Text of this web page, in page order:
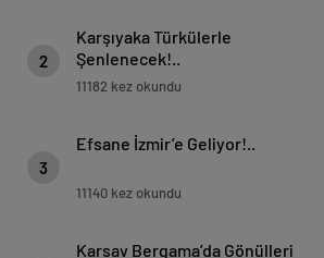
2
Karşıyaka Türkülerle
Şenlenecek!..
11182 kez okundu
3
Efsane İzmir’e Geliyor!..
11140 kez okundu
Karsav Bergama’da Gönülleri